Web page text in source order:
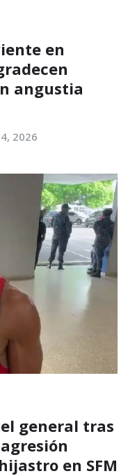
en
angustia
2026
general tras
en SFM